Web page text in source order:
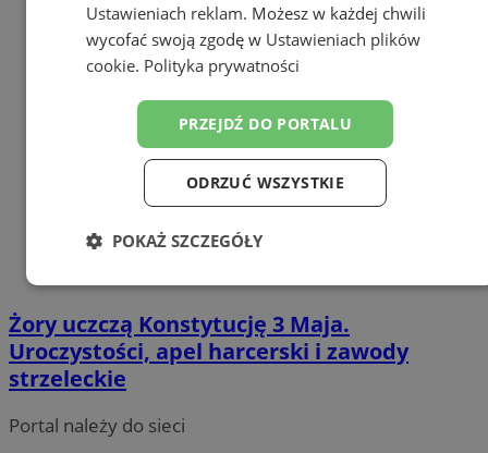
Żory uczczą Konstytucję 3 Maja.
Uroczystości, apel harcerski i zawody
strzeleckie
Portal należy do sieci
Ustawieniach reklam. Możesz w każdej chwili
wycofać swoją zgodę w Ustawieniach plików
cookie. Polityka prywatności
PRZEJDŹ DO PORTALU
ODRZUĆ WSZYSTKIE
POKAŻ SZCZEGÓŁY
Niezbędne Wydajność Targetowanie
Funkcjonalność